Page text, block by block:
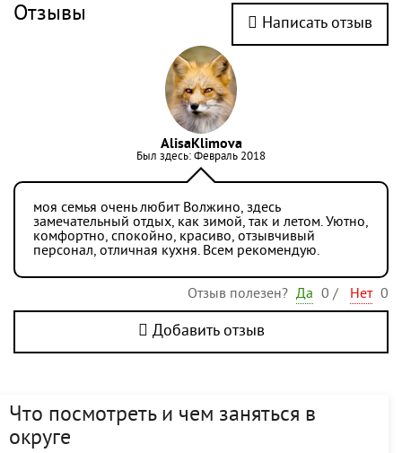
Отзывы Написать отзыв
AlisaKlimova
Был здесь: Февраль 2018
моя семья очень любит Волжино, здесь
замечательный отдых, как зимой, так и летом. Уютно,
комфортно, спокойно, красиво, отзывчивый
персонал, отличная кухня. Всем рекомендую.
Отзыв полезен? Да 0 / Нет 0
Добавить отзыв
Что посмотреть и чем заняться в
округе